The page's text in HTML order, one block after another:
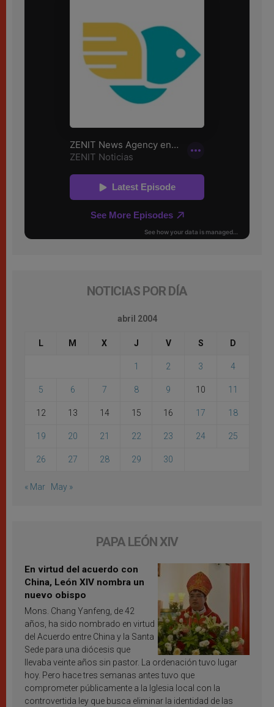
NOTICIAS POR DÍA
abril 2004
L M X J V S D
1 2 3 4
5 6 7 8 9 10 11
12 13 14 15 16 17 18
19 20 21 22 23 24 25
26 27 28 29 30
« Mar May »
PAPA LEÓN XIV
En virtud del acuerdo con
China, León XIV nombra un
nuevo obispo
Mons. Chang Yanfeng, de 42
años, ha sido nombrado en virtud
del Acuerdo entre China y la Santa
Sede para una diócesis que
llevaba veinte años sin pastor. La ordenación tuvo lugar
hoy. Pero hace tres semanas antes tuvo que
comprometer públicamente a la Iglesia local con la
controvertida ley que busca eliminar la identidad de las